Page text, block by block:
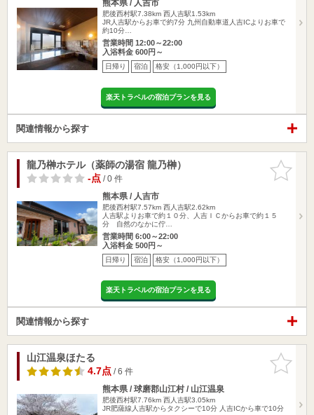
熊本県 / 人吉市
肥後西村駅7.38km 西人吉駅1.53km
JR人吉駅からお車で約7分 九州自動車道人吉ICよりお車で
約10分…
営業時間 12:00～22:00
入浴料金 600円～
日帰り 宿泊 格安（1,000円以下）
楽天トラベルの宿泊プランを見る
関連情報から探す
お気に入
りに追加
龍乃榊ホテル（薬師の湯宿 龍乃榊）
-点/ 0 件
熊本県 / 人吉市
肥後西村駅7.57km 西人吉駅2.62km
人吉駅よりお車で約１０分、人吉ＩＣからお車で約１５
分 自然のなかに佇…
営業時間 6:00～22:00
入浴料金 500円～
日帰り 宿泊 格安（1,000円以下）
楽天トラベルの宿泊プランを見る
関連情報から探す
お気に入
りに追加
山江温泉ほたる
4.7点/ 6 件
熊本県 / 球磨郡山江村 / 山江温泉
肥後西村駅7.76km 西人吉駅3.05km
JR肥薩線人吉駅からタクシーで10分 人吉ICから車で10分